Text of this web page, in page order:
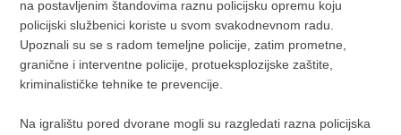
na postavljenim štandovima raznu policijsku opremu koju
policijski službenici koriste u svom svakodnevnom radu.
Upoznali su se s radom temeljne policije, zatim prometne,
granične i interventne policije, protueksplozijske zaštite,
kriminalističke tehnike te prevencije.
Na igralištu pored dvorane mogli su razgledati razna policijska